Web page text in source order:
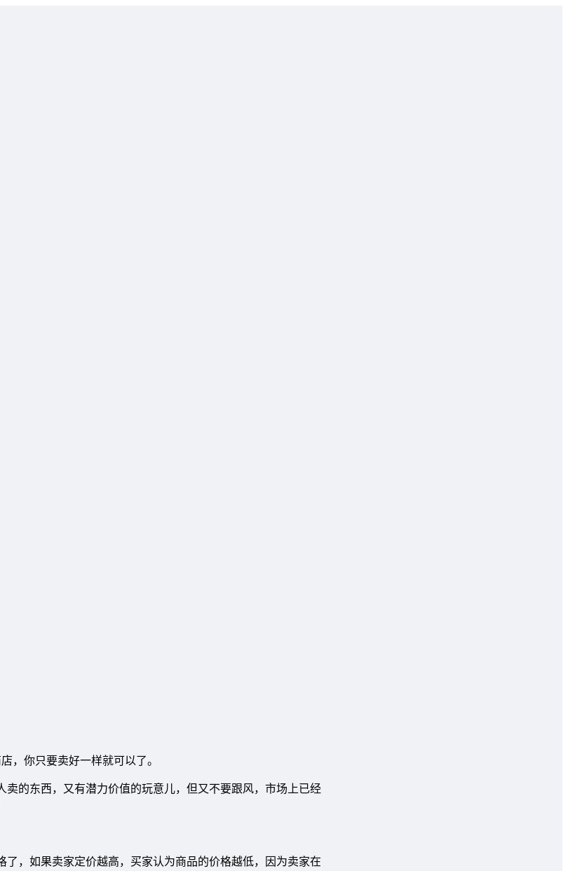
，你只要卖好一样就可以了。
的东西，又有潜力价值的玩意儿，但又不要跟风，市场上已经
，如果卖家定价越高，买家认为商品的价格越低，因为卖家在